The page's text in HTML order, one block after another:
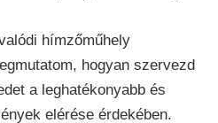
hímzőműhely
hogyan szervezd
a leghatékonyabb és
elérése érdekében.